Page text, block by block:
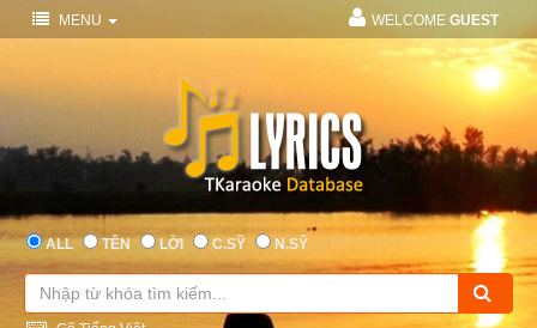
MENU WELCOME GUEST
ALL TÊN LỜI C.SỸ N.SỸ